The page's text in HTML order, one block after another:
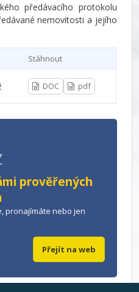
předávacího protokolu
nemovitosti a jejího
Stáhnout
DOC pdf
prověřených
pronajímáte nebo jen
Přejít na web